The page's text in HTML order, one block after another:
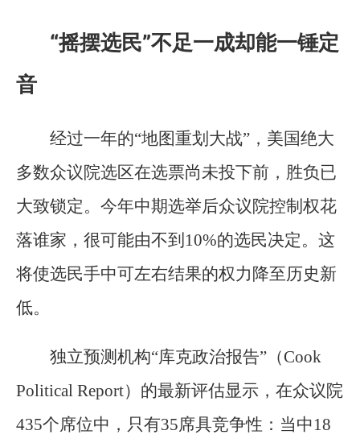
“摇摆选民”不足一成却能一锤定
音
经过一年的“地图重划大战”，美国绝大
多数众议院选区在选票尚未投下前，胜负已
大致锁定。今年中期选举后众议院控制权花
落谁家，很可能由不到10%的选民决定。这
将使选民手中可左右结果的权力降至历史新
低。
独立预测机构“库克政治报告”（Cook
Political Report）的最新评估显示，在众议院
435个席位中，只有35席具竞争性：当中18